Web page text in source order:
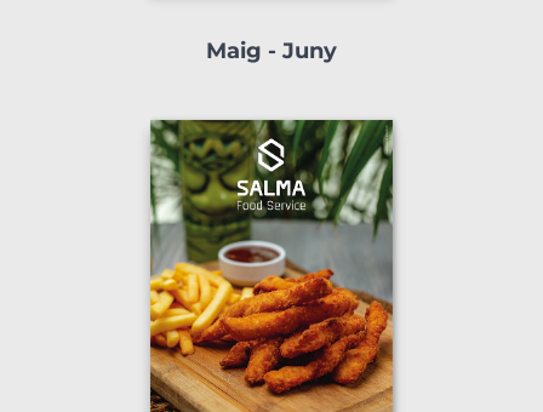
Maig - Juny